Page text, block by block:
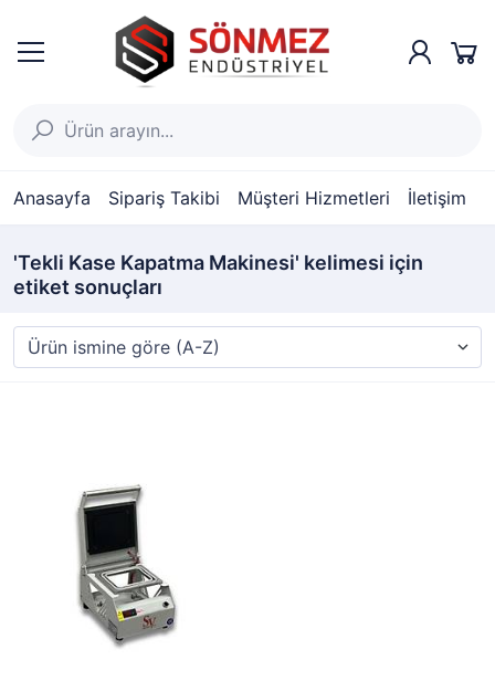
Anasayfa Sipariş Takibi Müşteri Hizmetleri İletişim
'Tekli Kase Kapatma Makinesi' kelimesi için
etiket sonuçları